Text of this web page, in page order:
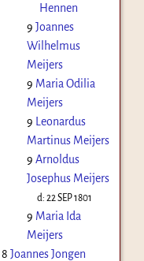
Hennen
9 Joannes
Wilhelmus
Meijers
9 Maria Odilia
Meijers
9 Leonardus
Martinus Meijers
9 Arnoldus
Josephus Meijers
d:22 SEP 1801
9 Maria Ida
Meijers
8 Joannes Jongen